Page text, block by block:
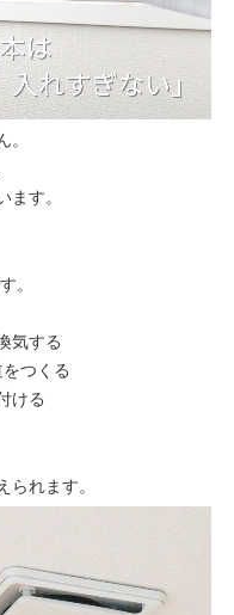
。
ます。
。
気する
つくる
ける
られます。